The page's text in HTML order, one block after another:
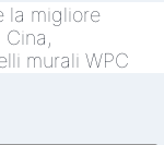
la migliore
murali WPC